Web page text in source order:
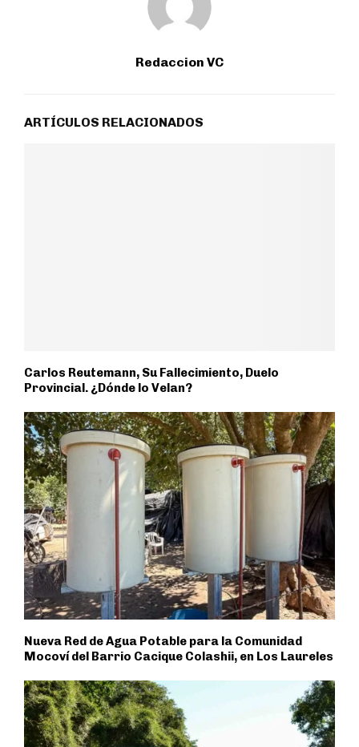
Redaccion VC
ARTÍCULOS RELACIONADOS
Carlos Reutemann, Su Fallecimiento, Duelo
Provincial. ¿Dónde lo Velan?
Nueva Red de Agua Potable para la Comunidad
Mocoví del Barrio Cacique Colashii, en Los Laureles